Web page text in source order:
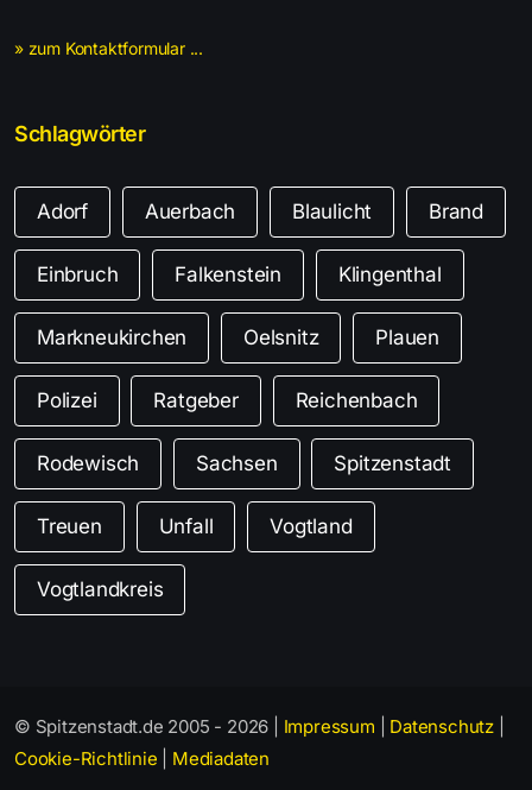
» zum Kontaktformular ...
Schlagwörter
Adorf Auerbach Blaulicht Brand
Einbruch Falkenstein Klingenthal
Markneukirchen Oelsnitz Plauen
Polizei Ratgeber Reichenbach
Rodewisch Sachsen Spitzenstadt
Treuen Unfall Vogtland
Vogtlandkreis
© Spitzenstadt.de 2005 - 2026 | Impressum Datenschutz
Cookie-Richtlinie
Mediadaten